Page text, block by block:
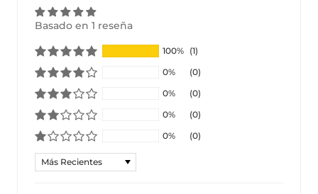
Basado en 1 reseña
100% (1)
0%
(0)
0%
(0)
0%
(0)
0%
(0)
Sort by